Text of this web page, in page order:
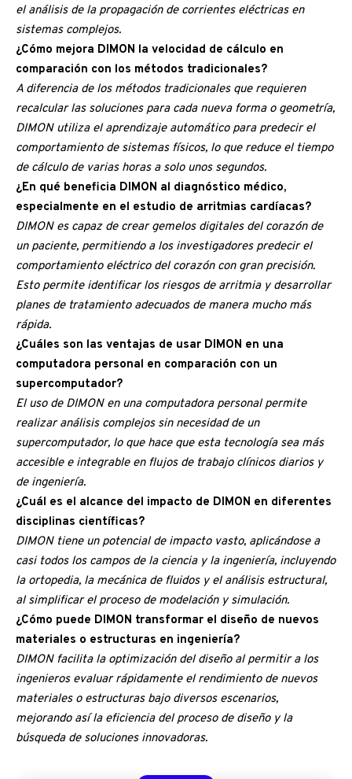
el análisis de la propagación de corrientes eléctricas en
sistemas complejos.
¿Cómo mejora DIMON la velocidad de cálculo en
comparación con los métodos tradicionales?
A diferencia de los métodos tradicionales que requieren
recalcular las soluciones para cada nueva forma o geometría,
DIMON utiliza el aprendizaje automático para predecir el
comportamiento de sistemas físicos, lo que reduce el tiempo
de cálculo de varias horas a solo unos segundos.
¿En qué beneficia DIMON al diagnóstico médico,
especialmente en el estudio de arritmias cardíacas?
DIMON es capaz de crear gemelos digitales del corazón de
un paciente, permitiendo a los investigadores predecir el
comportamiento eléctrico del corazón con gran precisión.
Esto permite identificar los riesgos de arritmia y desarrollar
planes de tratamiento adecuados de manera mucho más
rápida.
¿Cuáles son las ventajas de usar DIMON en una
computadora personal en comparación con un
supercomputador?
El uso de DIMON en una computadora personal permite
realizar análisis complejos sin necesidad de un
supercomputador, lo que hace que esta tecnología sea más
accesible e integrable en flujos de trabajo clínicos diarios y
de ingeniería.
¿Cuál es el alcance del impacto de DIMON en diferentes
disciplinas científicas?
DIMON tiene un potencial de impacto vasto, aplicándose a
casi todos los campos de la ciencia y la ingeniería, incluyendo
la ortopedia, la mecánica de fluidos y el análisis estructural,
al simplificar el proceso de modelación y simulación.
¿Cómo puede DIMON transformar el diseño de nuevos
materiales o estructuras en ingeniería?
DIMON facilita la optimización del diseño al permitir a los
ingenieros evaluar rápidamente el rendimiento de nuevos
materiales o estructuras bajo diversos escenarios,
mejorando así la eficiencia del proceso de diseño y la
búsqueda de soluciones innovadoras.